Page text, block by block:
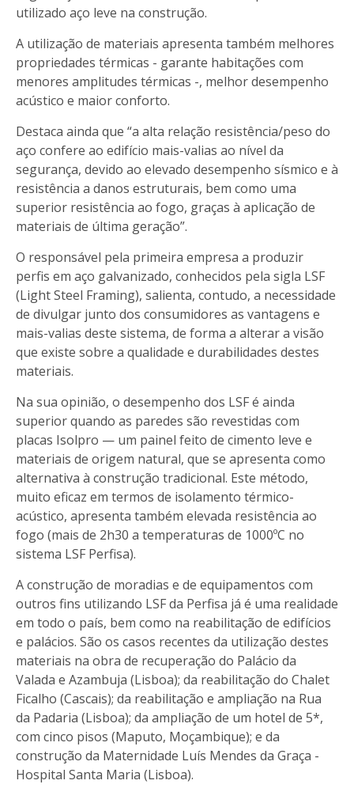
utilizado aço leve na construção.
A utilização de materiais apresenta também melhores
propriedades térmicas - garante habitações com
menores amplitudes térmicas -, melhor desempenho
acústico e maior conforto.
Destaca ainda que “a alta relação resistência/peso do
aço confere ao edifício mais-valias ao nível da
segurança, devido ao elevado desempenho sísmico e à
resistência a danos estruturais, bem como uma
superior resistência ao fogo, graças à aplicação de
materiais de última geração”.
O responsável pela primeira empresa a produzir
perfis em aço galvanizado, conhecidos pela sigla LSF
(Light Steel Framing), salienta, contudo, a necessidade
de divulgar junto dos consumidores as vantagens e
mais-valias deste sistema, de forma a alterar a visão
que existe sobre a qualidade e durabilidades destes
materiais.
Na sua opinião, o desempenho dos LSF é ainda
superior quando as paredes são revestidas com
placas Isolpro — um painel feito de cimento leve e
materiais de origem natural, que se apresenta como
alternativa à construção tradicional. Este método,
muito eficaz em termos de isolamento térmico-
acústico, apresenta também elevada resistência ao
fogo (mais de 2h30 a temperaturas de 1000ºC no
sistema LSF Perfisa).
A construção de moradias e de equipamentos com
outros fins utilizando LSF da Perfisa já é uma realidade
em todo o país, bem como na reabilitação de edifícios
e palácios. São os casos recentes da utilização destes
materiais na obra de recuperação do Palácio da
Valada e Azambuja (Lisboa); da reabilitação do Chalet
Ficalho (Cascais); da reabilitação e ampliação na Rua
da Padaria (Lisboa); da ampliação de um hotel de 5*,
com cinco pisos (Maputo, Moçambique); e da
construção da Maternidade Luís Mendes da Graça -
Hospital Santa Maria (Lisboa).